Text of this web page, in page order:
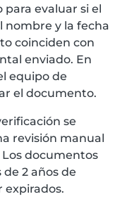
evaluar si el
nombre y la fecha
coinciden con
enviado. En
equipo de
el documento.
se
revisión manual
documentos
2 años de
expirados.